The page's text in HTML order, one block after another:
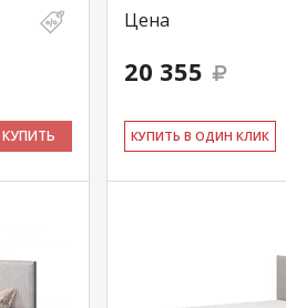
КУПИТЬ
Цена
20 355
КУ­ПИТЬ В ОДИН КЛИК